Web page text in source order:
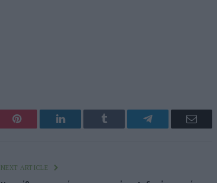
Pinterest LinkedIn Tumblr Telegram Email
NEXT ARTICLE